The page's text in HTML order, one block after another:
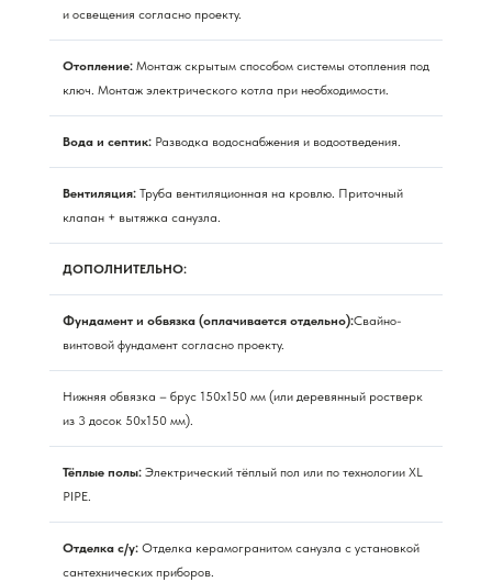
и освещения согласно проекту.
Отопление: Монтаж скрытым способом системы отопления под
ключ. Монтаж электрического котла при необходимости.
Вода и септик: Разводка водоснабжения и водоотведения.
Вентиляция: Труба вентиляционная на кровлю. Приточный
клапан + вытяжка санузла.
ДОПОЛНИТЕЛЬНО:
Фундамент и обвязка (оплачивается отдельно):Свайно-
винтовой фундамент согласно проекту.
Нижняя обвязка – брус 150х150 мм (или деревянный ростверк
из 3 досок 50х150 мм).
Тёплые полы: Электрический тёплый пол или по технологии XL
PIPE.
Отделка с/у: Отделка керамогранитом санузла с установкой
сантехнических приборов.